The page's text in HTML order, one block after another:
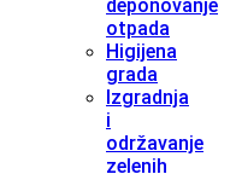
deponovanje
otpada
Higijena
grada
Izgradnja
i
održavanje
zelenih